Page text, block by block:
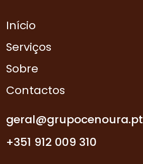
Início
Serviços
Sobre
Contactos
geral@grupocenoura.pt
+351 912 009 310